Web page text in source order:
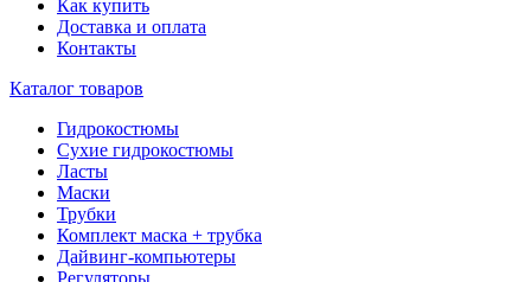
Как купить
Доставка и оплата
Контакты
Каталог товаров
Гидрокостюмы
Сухие гидрокостюмы
Ласты
Маски
Трубки
Комплект маска + трубка
Дайвинг-компьютеры
Регуляторы